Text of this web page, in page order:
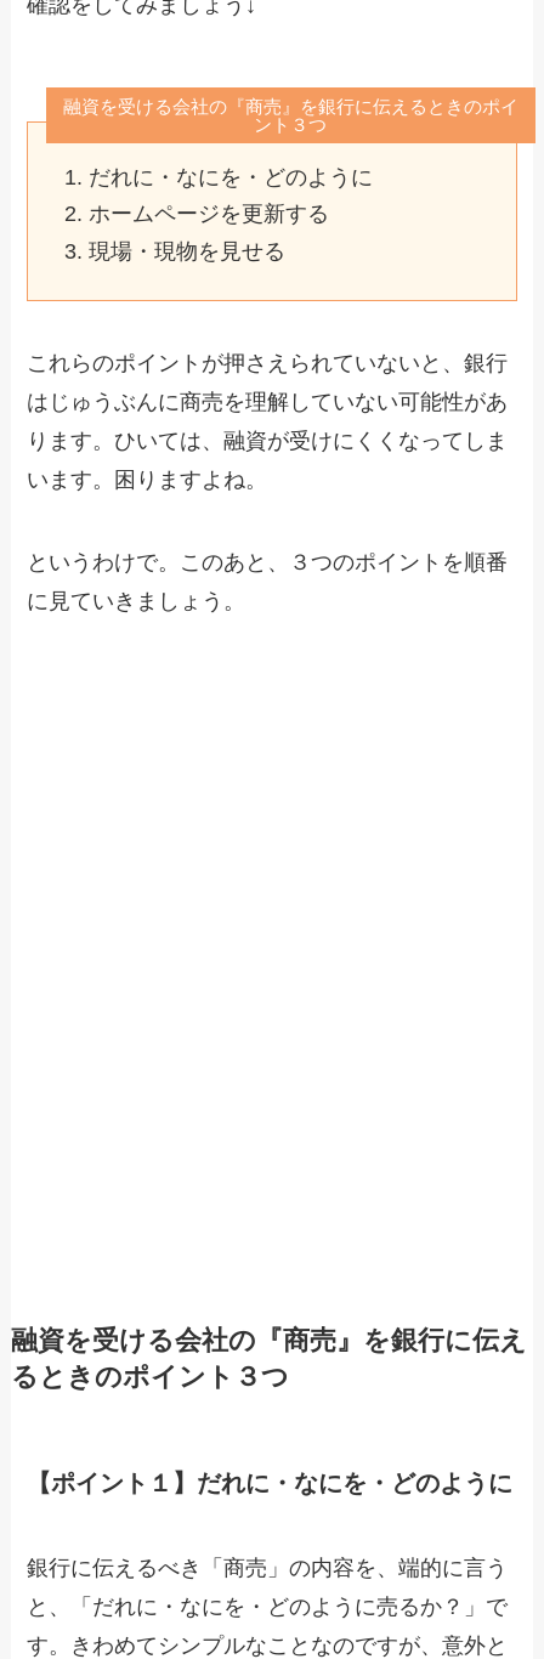
確認をしてみましょう↓
融資を受ける会社の『商売』を銀行に伝えるときのポイ
ント３つ
だれに・なにを・どのように
ホームページを更新する
現場・現物を見せる
これらのポイントが押さえられていないと、銀行
はじゅうぶんに商売を理解していない可能性があ
ります。ひいては、融資が受けにくくなってしま
います。困りますよね。
というわけで。このあと、３つのポイントを順番
に見ていきましょう。
融資を受ける会社の『商売』を銀行に伝え
るときのポイント３つ
【ポイント１】だれに・なにを・どのように
銀行に伝えるべき「商売」の内容を、端的に言う
と、「だれに・なにを・どのように売るか？」で
す。きわめてシンプルなことなのですが、意外と